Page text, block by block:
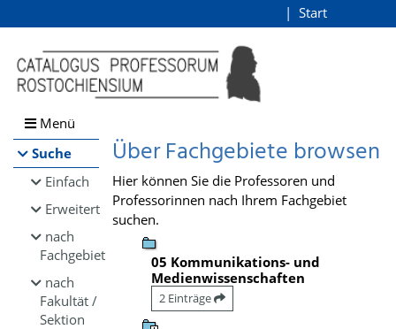
Browsen
direkt zum Inhalt
Start
Menü
Suche
Einfach
Erweitert
nach
Fachgebiet
nach
Fakultät /
Sektion
Über Fachgebiete browsen
Hier können Sie die Professoren und
Professorinnen nach Ihrem Fachgebiet
suchen.
05 Kommunikations- und
Medienwissenschaften
2 Einträge